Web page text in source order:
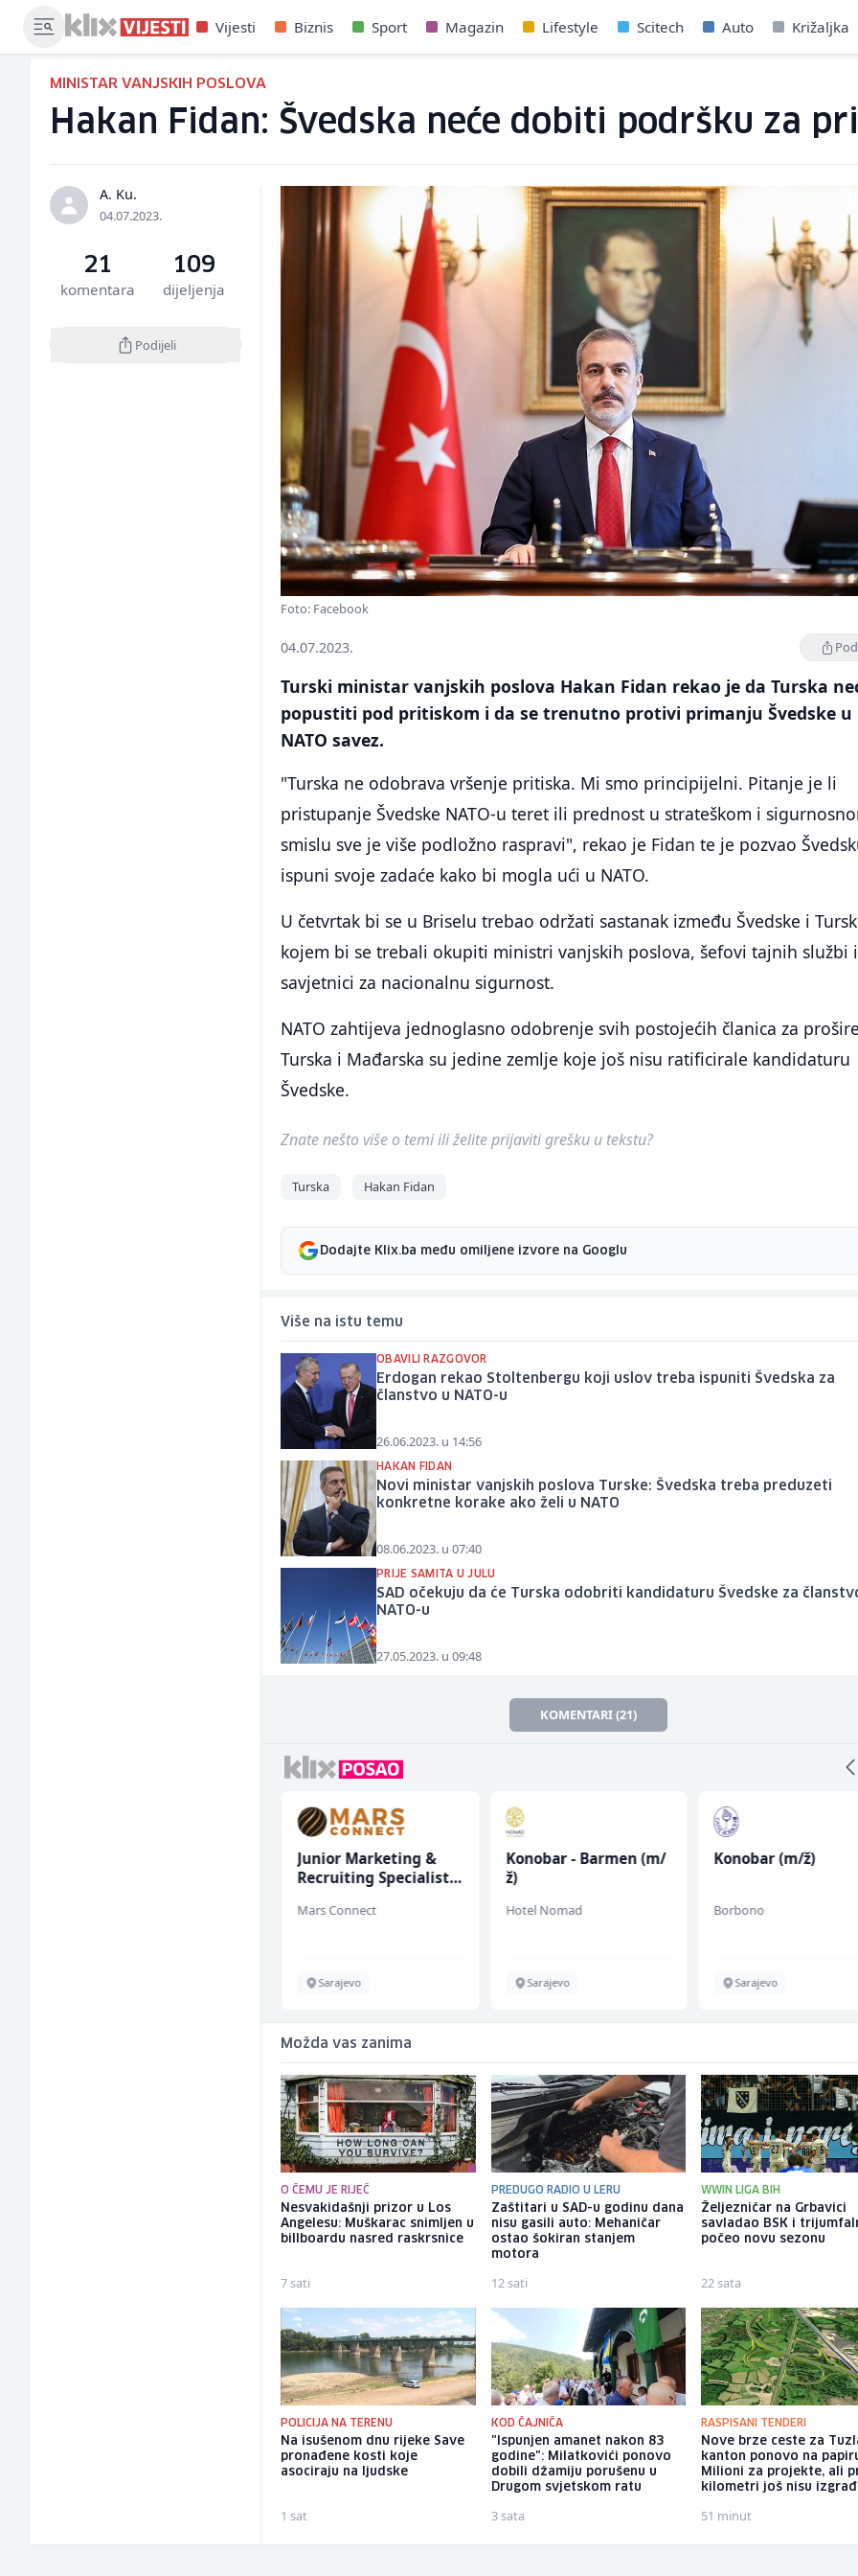
Vijesti Biznis Sport Magazin Lifestyle Scitech Auto Križaljka
MINISTAR VANJSKIH POSLOVA
Hakan Fidan: Švedska neće dobiti podršku za
A. Ku.
04.07.2023.
21
komentara
109
dijeljenja
Podijeli
Foto: Facebook
04.07.2023.
Turski ministar vanjskih poslova Hakan Fidan rekao je da Turska
popustiti pod pritiskom i da se trenutno protivi primanju Švedske u
NATO savez.
"Turska ne odobrava vršenje pritiska. Mi smo principijelni. Pitanje je li
pristupanje Švedske NATO-u teret ili prednost u strateškom i
smislu sve je više podložno raspravi", rekao je Fidan te je pozvao
ispuni svoje zadaće kako bi mogla ući u NATO.
U četvrtak bi se u Briselu trebao održati sastanak između Švedske i
kojem bi se trebali okupiti ministri vanjskih poslova, šefovi tajnih službi i
savjetnici za nacionalnu sigurnost.
NATO zahtijeva jednoglasno odobrenje svih postojećih članica za
Turska i Mađarska su jedine zemlje koje još nisu ratificirale kandidaturu
Švedske.
Znate nešto više o temi ili želite prijaviti grešku u tekstu?
Turska Hakan Fidan
Dodajte Klix.ba među omiljene izvore na Googlu
Više na istu temu
OBAVILI RAZGOVOR
Erdogan rekao Stoltenbergu koji uslov treba ispuniti Švedska za
članstvo u NATO-u
26.06.2023. u 14:56
HAKAN FIDAN
Novi ministar vanjskih poslova Turske: Švedska treba preduzeti
konkretne korake ako želi u NATO
08.06.2023. u 07:40
PRIJE SAMITA U JULU
SAD očekuju da će Turska odobriti kandidaturu Švedske za
NATO-u
27.05.2023. u 09:48
KOMENTARI (21)
Junior Marketing &
Recruiting Specialist
Mars Connect
Sarajevo
Konobar - Barmen (m/
ž)
Hotel Nomad
Sarajevo
Konobar (m/ž)
Borbono
Sarajevo
Možda vas zanima
O ČEMU JE RIJEČ
Nesvakidašnji prizor u Los
Angelesu: Muškarac snimljen u
billboardu nasred raskrsnice
7 sati
PREDUGO RADIO U LERU
Zaštitari u SAD-u godinu dana
nisu gasili auto: Mehaničar
ostao šokiran stanjem
motora
12 sati
WWIN LIGA BIH
Željezničar na Grbavici
savladao BSK i
počeo novu sezonu
22 sata
POLICIJA NA TERENU
Na isušenom dnu rijeke Save
pronađene kosti koje
asociraju na ljudske
1 sat
KOD ČAJNIČA
"Ispunjen amanet nakon 83
godine": Milatkovići ponovo
dobili džamiju porušenu u
Drugom svjetskom ratu
3 sata
RASPISANI TENDERI
Nove brze ceste za
kanton ponovo na
Milioni za projekte, ali
kilometri još nisu
51 minut